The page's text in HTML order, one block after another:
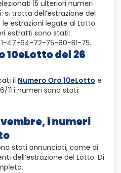
15 ulteriori numeri
tratta dell’estrazione del
le estrazioni legate al Lotto
estratti sono stati:
47-64-72-75-80-81-75.
10eLotto del 26
il Numero Oro 10eLotto e
11 i numeri sono stati:
i numeri
stati annunciati, come di
dell’estrazione del Lotto. Di